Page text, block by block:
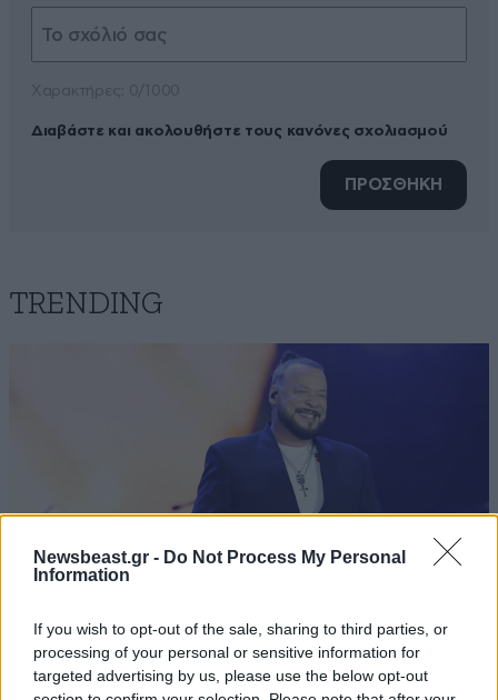
Newsbeast.gr - Do Not Process My Personal
Information
If you wish to opt-out of the sale, sharing to third parties, or
processing of your personal or sensitive information for
targeted advertising by us, please use the below opt-out
Διαβάστε και ακολουθήστε τους κανόνες σχολιασμού
ΠΡΟΣΘΗΚΗ
TRENDING
LIFESTYLE07·08·2026 18:48